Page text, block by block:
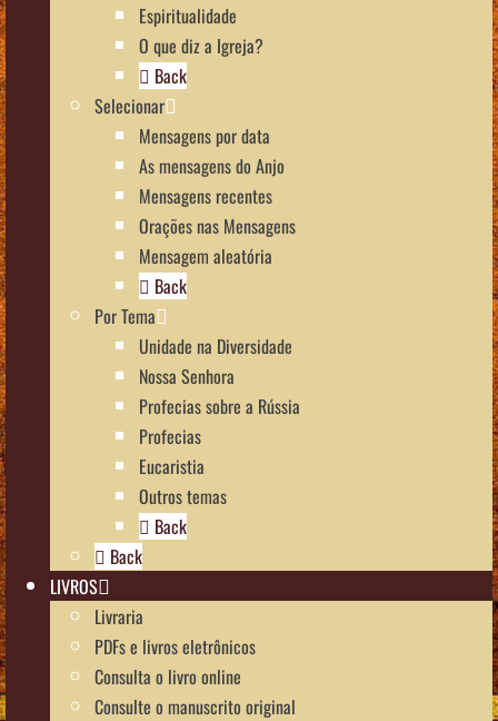
Espiritualidade
O que diz a Igreja?
Back
Selecionar
Mensagens por data
As mensagens do Anjo
Mensagens recentes
Orações nas Mensagens
Mensagem aleatória
Back
Por Tema
Unidade na Diversidade
Nossa Senhora
Profecias sobre a Rússia
Profecias
Eucaristia
Outros temas
Back
Back
LIVROS
Livraria
PDFs e livros eletrônicos
Consulta o livro online
Consulte o manuscrito original